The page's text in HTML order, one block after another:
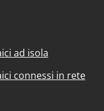
ad isola
connessi in rete